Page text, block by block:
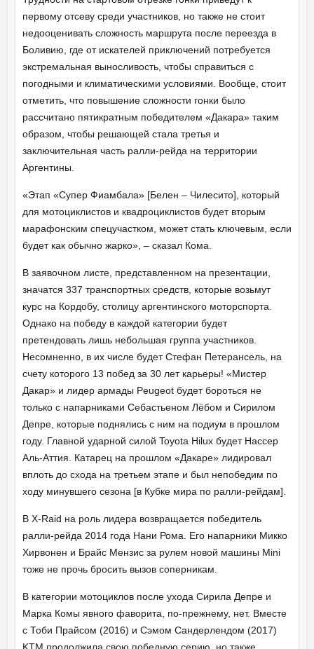
первому отсеву среди участников, но также не стоит
недооценивать сложность маршрута после переезда в
Боливию, где от искателей приключений потребуется
экстремальная выносливость, чтобы справиться с
погодными и климатическими условиями. Вообще, стоит
отметить, что повышение сложности гонки было
рассчитано пятикратным победителем «Дакара» таким
образом, чтобы решающей стала третья и
заключительная часть ралли-рейда на территории
Аргентины.
«Этап «Супер Фиамбала» [Белен – Чилесито], который
для мотоциклистов и квадроциклистов будет вторым
марафонским спецучастком, может стать ключевым, если
будет как обычно жарко», – сказал Кома.
В заявочном листе, представленном на презентации,
значатся 337 транспортных средств, которые возьмут
курс на Кордобу, столицу аргентинского моторспорта.
Однако на победу в каждой категории будет
претендовать лишь небольшая группа участников.
Несомненно, в их числе будет Стефан Петерансель, на
счету которого 13 побед за 30 лет карьеры! «Мистер
Дакар» и лидер армады Peugeot будет бороться не
только с напарниками Себастьеном Лёбом и Сирилом
Депре, которые поднялись с ним на подиум в прошлом
году. Главной ударной силой Toyota Hilux будет Нассер
Аль-Аттия. Катарец на прошлом «Дакаре» лидировал
вплоть до схода на третьем этапе и был непобедим по
ходу минувшего сезона [в Кубке мира по ралли-рейдам].
В X-Raid на роль лидера возвращается победитель
ралли-рейда 2014 года Нани Рома. Его напарники Микко
Хирвонен и Брайс Мензис за рулем новой машины Mini
тоже не прочь бросить вызов соперникам.
В категории мотоциклов после ухода Сирила Депре и
Марка Комы явного фаворита, по-прежнему, нет. Вместе
с Тоби Прайсом (2016) и Сэмом Сандерлендом (2017)